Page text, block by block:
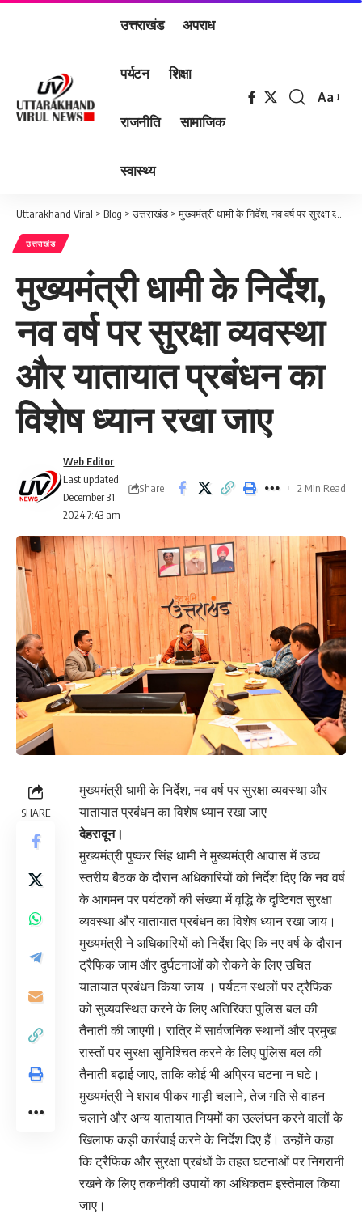
उत्तराखंड अपराध
पर्यटन शिक्षा
राजनीति सामाजिक
स्वास्थ्य
Font
Aa
Uttarakhand Viral > Blog >उत्तराखंड >मुख्यमंत्री धामी के निर्देश, नव वर्ष पर सुरक्षा व्यवस्था और यातायात प्रबंधन का विशेष ध्यान रखा जाए
उत्तराखंड
मुख्यमंत्री धामी के निर्देश,
नव वर्ष पर सुरक्षा व्यवस्था
और यातायात प्रबंधन का
विशेष ध्यान रखा जाए
Last updated:
December 31,
2024 7:43 am
Web Editor
Share 2 Min Read
SHARE
मुख्यमंत्री धामी के निर्देश, नव वर्ष पर सुरक्षा व्यवस्था और
यातायात प्रबंधन का विशेष ध्यान रखा जाए
देहरादून।
मुख्यमंत्री पुष्कर सिंह धामी ने मुख्यमंत्री आवास में उच्च
स्तरीय बैठक के दौरान अधिकारियों को निर्देश दिए कि नव वर्ष
के आगमन पर पर्यटकों की संख्या में वृद्धि के दृष्टिगत सुरक्षा
व्यवस्था और यातायात प्रबंधन का विशेष ध्यान रखा जाय।
मुख्यमंत्री ने अधिकारियों को निर्देश दिए कि नए वर्ष के दौरान
ट्रैफिक जाम और दुर्घटनाओं को रोकने के लिए उचित
यातायात प्रबंधन किया जाय । पर्यटन स्थलों पर ट्रैफिक
को सुव्यवस्थित करने के लिए अतिरिक्त पुलिस बल की
तैनाती की जाएगी। रात्रि में सार्वजनिक स्थानों और प्रमुख
रास्तों पर सुरक्षा सुनिश्चित करने के लिए पुलिस बल की
तैनाती बढ़ाई जाए, ताकि कोई भी अप्रिय घटना न घटे।
मुख्यमंत्री ने शराब पीकर गाड़ी चलाने, तेज गति से वाहन
चलाने और अन्य यातायात नियमों का उल्लंघन करने वालों के
खिलाफ कड़ी कार्रवाई करने के निर्देश दिए हैं। उन्होंने कहा
कि ट्रैफिक और सुरक्षा प्रबंधों के तहत घटनाओं पर निगरानी
रखने के लिए तकनीकी उपायों का अधिकतम इस्तेमाल किया
जाए।